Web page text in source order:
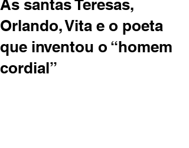
As santas Teresas,
Orlando, Vita e o poeta
que inventou o “homem
cordial”